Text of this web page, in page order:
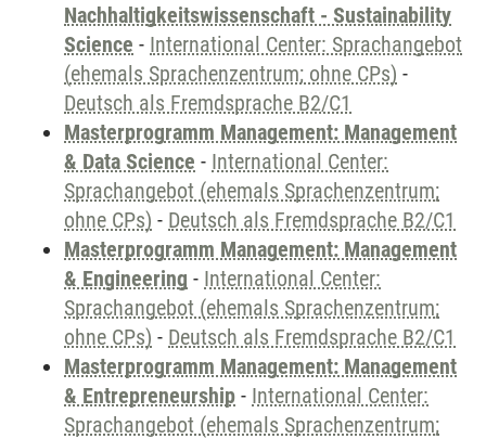
Nachhaltigkeitswissenschaft - Sustainability
Science - International Center: Sprachangebot
(ehemals Sprachenzentrum; ohne CPs) -
Deutsch als Fremdsprache B2/C1
Masterprogramm Management: Management
& Data Science - International Center:
Sprachangebot (ehemals Sprachenzentrum;
ohne CPs) - Deutsch als Fremdsprache B2/C1
Masterprogramm Management: Management
& Engineering - International Center:
Sprachangebot (ehemals Sprachenzentrum;
ohne CPs) - Deutsch als Fremdsprache B2/C1
Masterprogramm Management: Management
& Entrepreneurship - International Center:
Sprachangebot (ehemals Sprachenzentrum;